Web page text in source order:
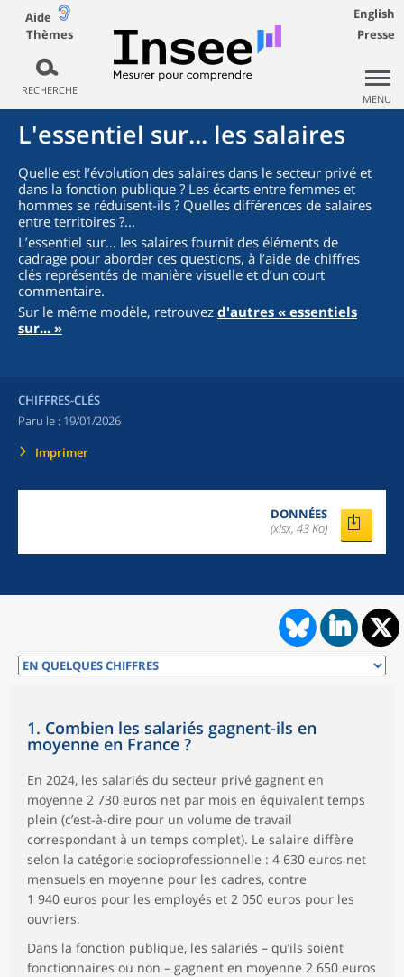
Aide
Thèmes
RECHERCHE
English
Presse
MENU
L'essentiel sur... les salaires
Quelle est l’évolution des salaires dans le secteur privé et
dans la fonction publique ? Les écarts entre femmes et
hommes se réduisent-ils ? Quelles différences de salaires
entre territoires ?...
L’essentiel sur… les salaires fournit des éléments de
cadrage pour aborder ces questions, à l’aide de chiffres
clés représentés de manière visuelle et d’un court
commentaire.
Sur le même modèle, retrouvez d'autres « essentiels
sur... »
CHIFFRES-CLÉS
Paru le : 19/01/2026
Imprimer
DONNÉES
(xlsx, 43 Ko)
1. Combien les salariés gagnent-ils en
moyenne en France ?
En 2024, les salariés du secteur privé gagnent en
moyenne 2 730 euros net par mois en équivalent temps
plein (c’est-à-dire pour un volume de travail
correspondant à un temps complet). Le salaire diffère
selon la catégorie socioprofessionnelle : 4 630 euros net
mensuels en moyenne pour les cadres, contre
1 940 euros pour les employés et 2 050 euros pour les
ouvriers.
Dans la fonction publique, les salariés – qu’ils soient
fonctionnaires ou non – gagnent en moyenne 2 650 euros